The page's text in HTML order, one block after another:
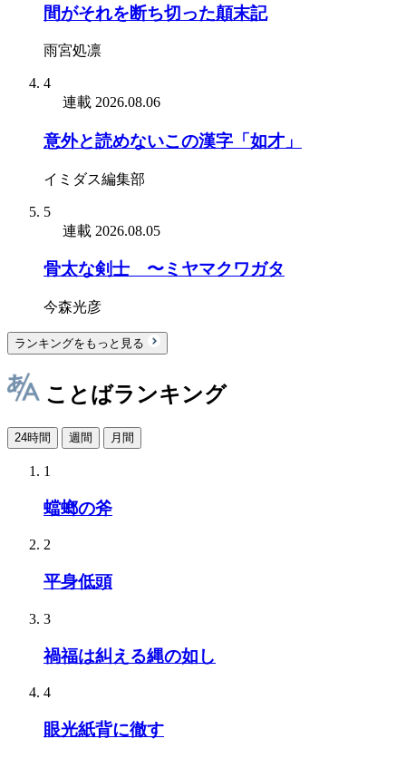
間がそれを断ち切った顛末記
雨宮処凛
4
連載 2026.08.06
意外と読めないこの漢字「如才」
イミダス編集部
5
連載 2026.08.05
骨太な剣士 〜ミヤマクワガタ
今森光彦
ランキングをもっと見る
ことばランキング
24時間 週間 月間
1
蟷螂の斧
2
平身低頭
3
禍福は糾える縄の如し
4
眼光紙背に徹す